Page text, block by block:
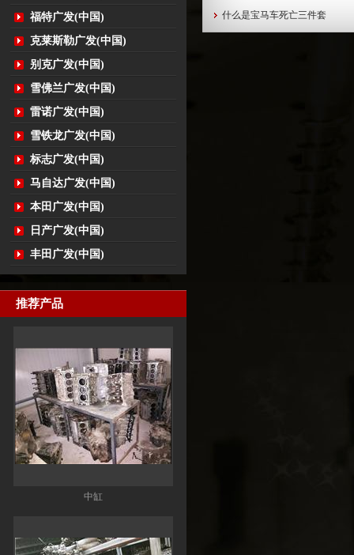
福特广发(中国)
克莱斯勒广发(中国)
别克广发(中国)
雪佛兰广发(中国)
雷诺广发(中国)
雪铁龙广发(中国)
标志广发(中国)
马自达广发(中国)
本田广发(中国)
日产广发(中国)
丰田广发(中国)
推荐产品
中缸
什么是宝马车死亡三件套